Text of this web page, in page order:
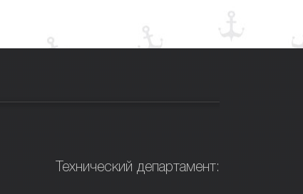
Технический департамент: